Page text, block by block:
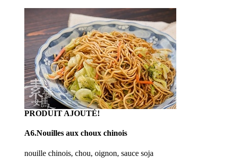
PRODUIT AJOUTÉ!
A6.Nouilles aux choux chinois
nouille chinois, chou, oignon, sauce soja